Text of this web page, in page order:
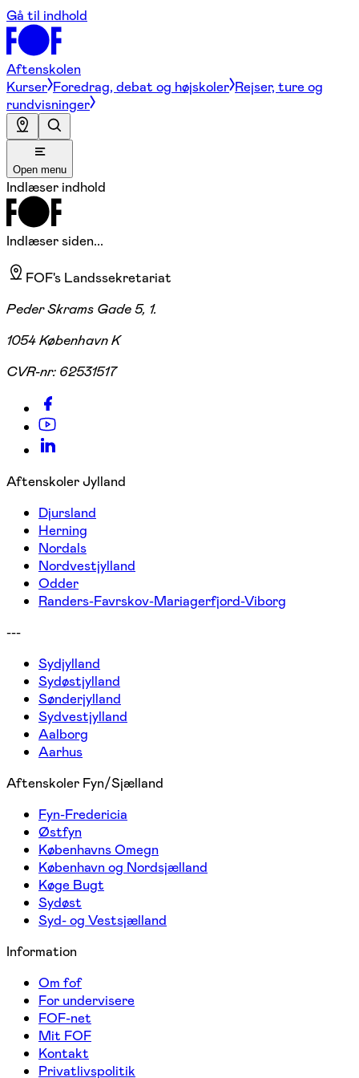
Gå til indhold
Aftenskolen
Kurser Foredrag, debat og højskoler Rejser, ture og
rundvisninger
Open menu
Indlæser indhold
Indlæser siden...
FOF's Landssekretariat
Peder Skrams Gade 5, 1.
1054 København K
CVR-nr: 62531517
Aftenskoler Jylland
Djursland
Herning
Nordals
Nordvestjylland
Odder
Randers-Favrskov-Mariagerfjord-Viborg
---
Sydjylland
Sydøstjylland
Sønderjylland
Sydvestjylland
Aalborg
Aarhus
Aftenskoler Fyn/Sjælland
Fyn-Fredericia
Østfyn
Københavns Omegn
København og Nordsjælland
Køge Bugt
Sydøst
Syd- og Vestsjælland
Information
Om fof
For undervisere
FOF-net
Mit FOF
Kontakt
Privatlivspolitik